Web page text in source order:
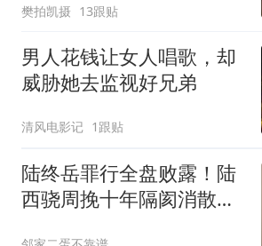
樊拍凯摄 13跟贴
男人花钱让女人唱歌，却
威胁她去监视好兄弟
清风电影记 1跟贴
陆终岳罪行全盘败露！陆
西骁周挽十年隔阂消散，